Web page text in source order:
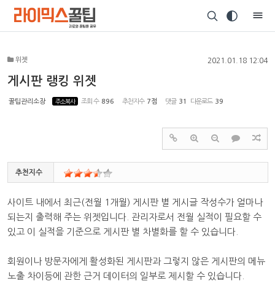
위젯 2021.01.18 12:04
게시판 랭킹 위젯
꿀팁관리소장 주소복사 조회 수 896 추천지수 7점 댓글 31 다운로드 39
추천지수
사이트 내에서 최근(전월 1개월) 게시판 별 게시글 작성수가 얼마나
되는지 출력해 주는 위젯입니다. 관리자로서 전월 실적이 필요할 수
있고 이 실적을 기준으로 게시판 별 차별화를 할 수 있습니다.
회원이나 방문자에게 활성화된 게시판과 그렇지 않은 게시판의 메뉴
노출 차이등에 관한 근거 데이터의 일부로 제시할 수 있습니다.
Sketchbook5, 스케치북5
Sketchbook5, 스케치북5